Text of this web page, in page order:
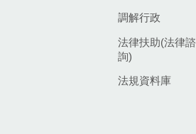
調解行政
法律扶助(法律諮
詢)
法規資料庫